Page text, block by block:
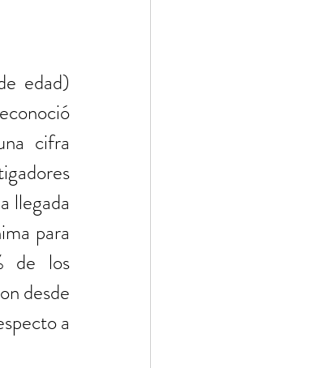
edad)
cifra
llegada
para
de los
desde
a